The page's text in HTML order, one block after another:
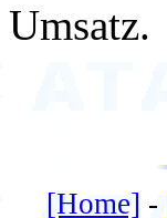
Umsatz.
[Home] -